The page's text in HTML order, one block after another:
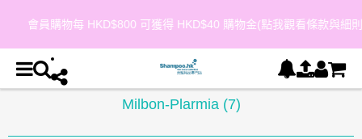
會員購物每 HKD$800 可獲得 HKD$40 購物金(點我觀看條款與細則)
Milbon-Plarmia (7)